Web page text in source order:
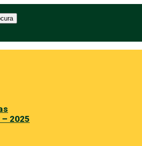
– 2025